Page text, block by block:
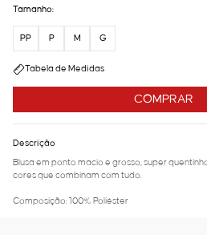
COMPRAR
Tamanho:
PP P M G
Tabela de Medidas
Descrição
Blusa em ponto macio e grosso, super
cores que combinam com tudo.
Composição: 100% Poliéster